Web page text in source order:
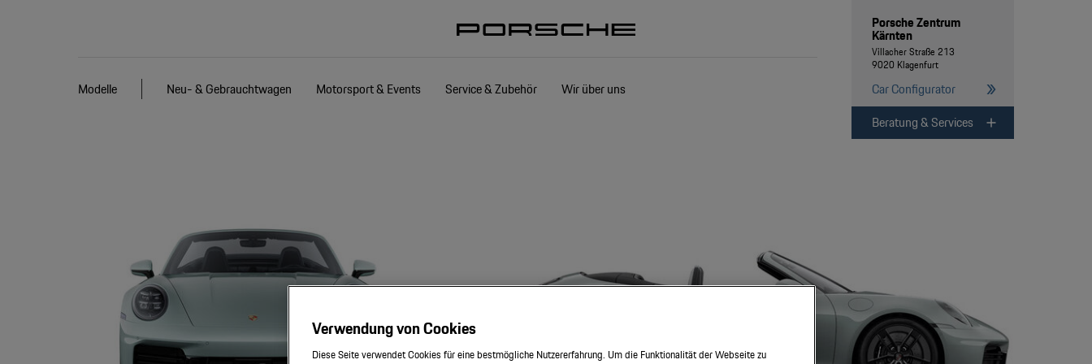
Modelle Neu- & Gebrauchtwagen Motorsport & Events Service & Zubehör Wir über uns
Porsche Zentrum
Kärnten
Villacher Straße 213
9020 Klagenfurt
Car Configurator
Beratung & Services
Verwendung von Cookies
Diese Seite verwendet Cookies für eine bestmögliche Nutzererfahrung. Um die Funktionalität der Webseite zu